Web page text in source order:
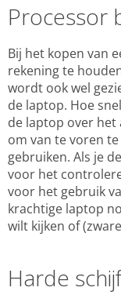
Processor
Bij het kopen van
rekening te
wordt ook wel
de laptop. Hoe
de laptop over het
om van te voren
gebruiken. Als je
voor het
voor het gebruik
krachtige laptop
wilt kijken of
Harde